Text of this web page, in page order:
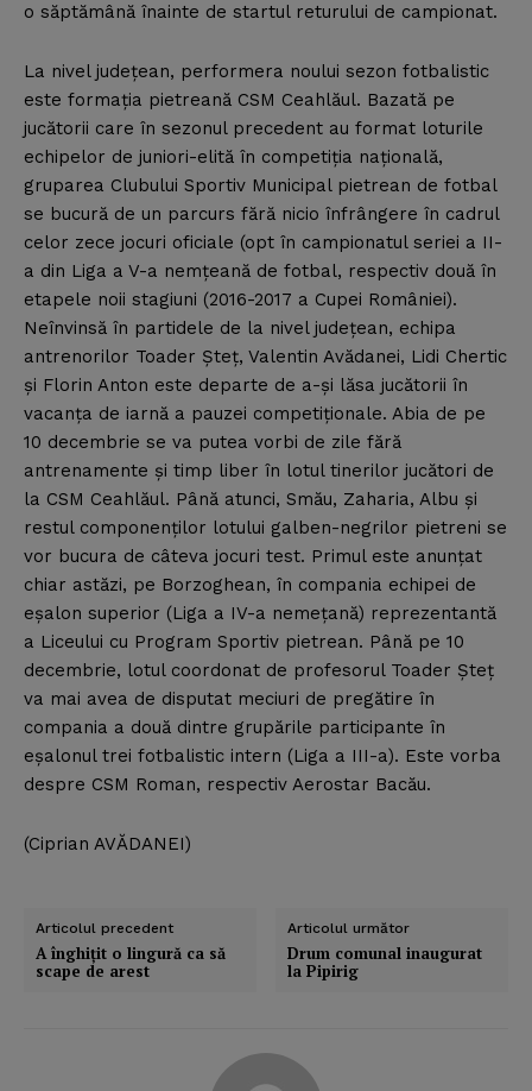
o săptămână înainte de startul returului de campionat.
La nivel judeţean, performera noului sezon fotbalistic
este formaţia pietreană CSM Ceahlăul. Bazată pe
jucătorii care în sezonul precedent au format loturile
echipelor de juniori-elită în competiţia naţională,
gruparea Clubului Sportiv Municipal pietrean de fotbal
se bucură de un parcurs fără nicio înfrângere în cadrul
celor zece jocuri oficiale (opt în campionatul seriei a II-
a din Liga a V-a nemţeană de fotbal, respectiv două în
etapele noii stagiuni (2016-2017 a Cupei României).
Neînvinsă în partidele de la nivel judeţean, echipa
antrenorilor Toader Şteţ, Valentin Avădanei, Lidi Chertic
şi Florin Anton este departe de a-şi lăsa jucătorii în
vacanţa de iarnă a pauzei competiţionale. Abia de pe
10 decembrie se va putea vorbi de zile fără
antrenamente şi timp liber în lotul tinerilor jucători de
la CSM Ceahlăul. Până atunci, Smău, Zaharia, Albu şi
restul componenţilor lotului galben-negrilor pietreni se
vor bucura de câteva jocuri test. Primul este anunţat
chiar astăzi, pe Borzoghean, în compania echipei de
eşalon superior (Liga a IV-a nemeţană) reprezentantă
a Liceului cu Program Sportiv pietrean. Până pe 10
decembrie, lotul coordonat de profesorul Toader Şteţ
va mai avea de disputat meciuri de pregătire în
compania a două dintre grupările participante în
eşalonul trei fotbalistic intern (Liga a III-a). Este vorba
despre CSM Roman, respectiv Aerostar Bacău.
(Ciprian AVĂDANEI)
Articolul precedent
A înghiţit o lingură ca să
scape de arest
Articolul următor
Drum comunal inaugurat
la Pipirig